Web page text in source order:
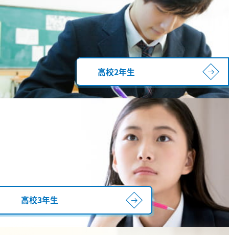
高校2年生
高校3年生